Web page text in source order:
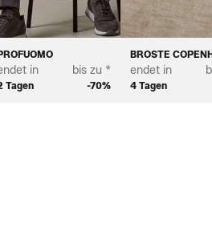
in
Tagen
bis zu *
-70%
BROSTE
endet in
4 Tagen